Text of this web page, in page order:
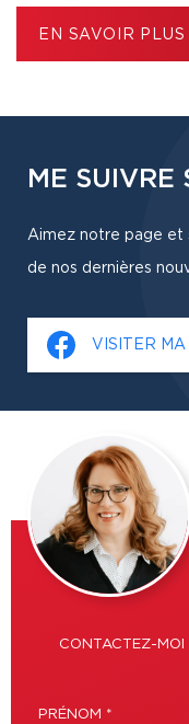
EN SAVOIR PLUS
ME SUIVRE
Aimez notre page et
de nos dernières
VISITER
CONTACTEZ-MOI
PRÉNOM *